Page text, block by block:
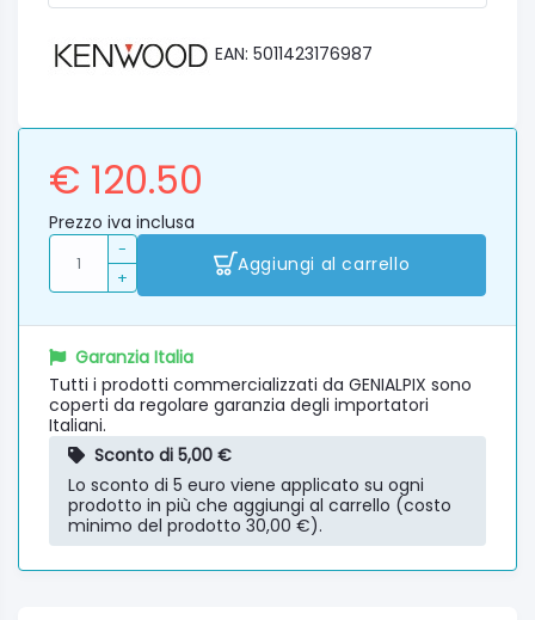
EAN: 5011423176987
€ 120.50
Prezzo iva inclusa
-
+
Aggiungi al carrello
Garanzia Italia
Tutti i prodotti commercializzati da GENIALPIX sono
coperti da regolare garanzia degli importatori
Italiani.
Sconto di 5,00 €
Lo sconto di 5 euro viene applicato su ogni
prodotto in più che aggiungi al carrello (costo
minimo del prodotto 30,00 €).